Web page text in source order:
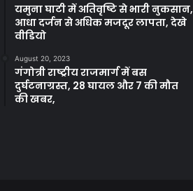
यमुना घाटी में अतिवृष्टि से भारी नुकसान,
आधा दर्जन से अधिक मजदूर लापता, देखे
वीडियो
August 20, 2023
गंगोत्री राष्ट्रीय राजमार्ग में बस
दुर्घटनाग्रस्त, 28 घायल और 7 की मौत
की खबर,